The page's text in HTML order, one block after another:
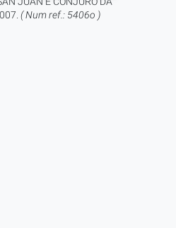
( Num ref.: 5406o )